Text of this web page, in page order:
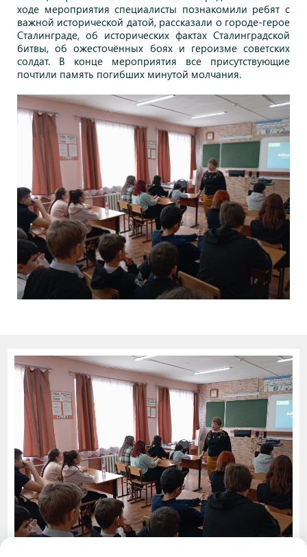
ходе мероприятия специалисты познакомили ребят с
важной исторической датой, рассказали о городе-герое
Сталинграде, об исторических фактах Сталинградской
битвы, об ожесточённых боях и героизме советских
солдат.
В конце мероприятия
все присутствующие
почтили память погибших минутой молчания.